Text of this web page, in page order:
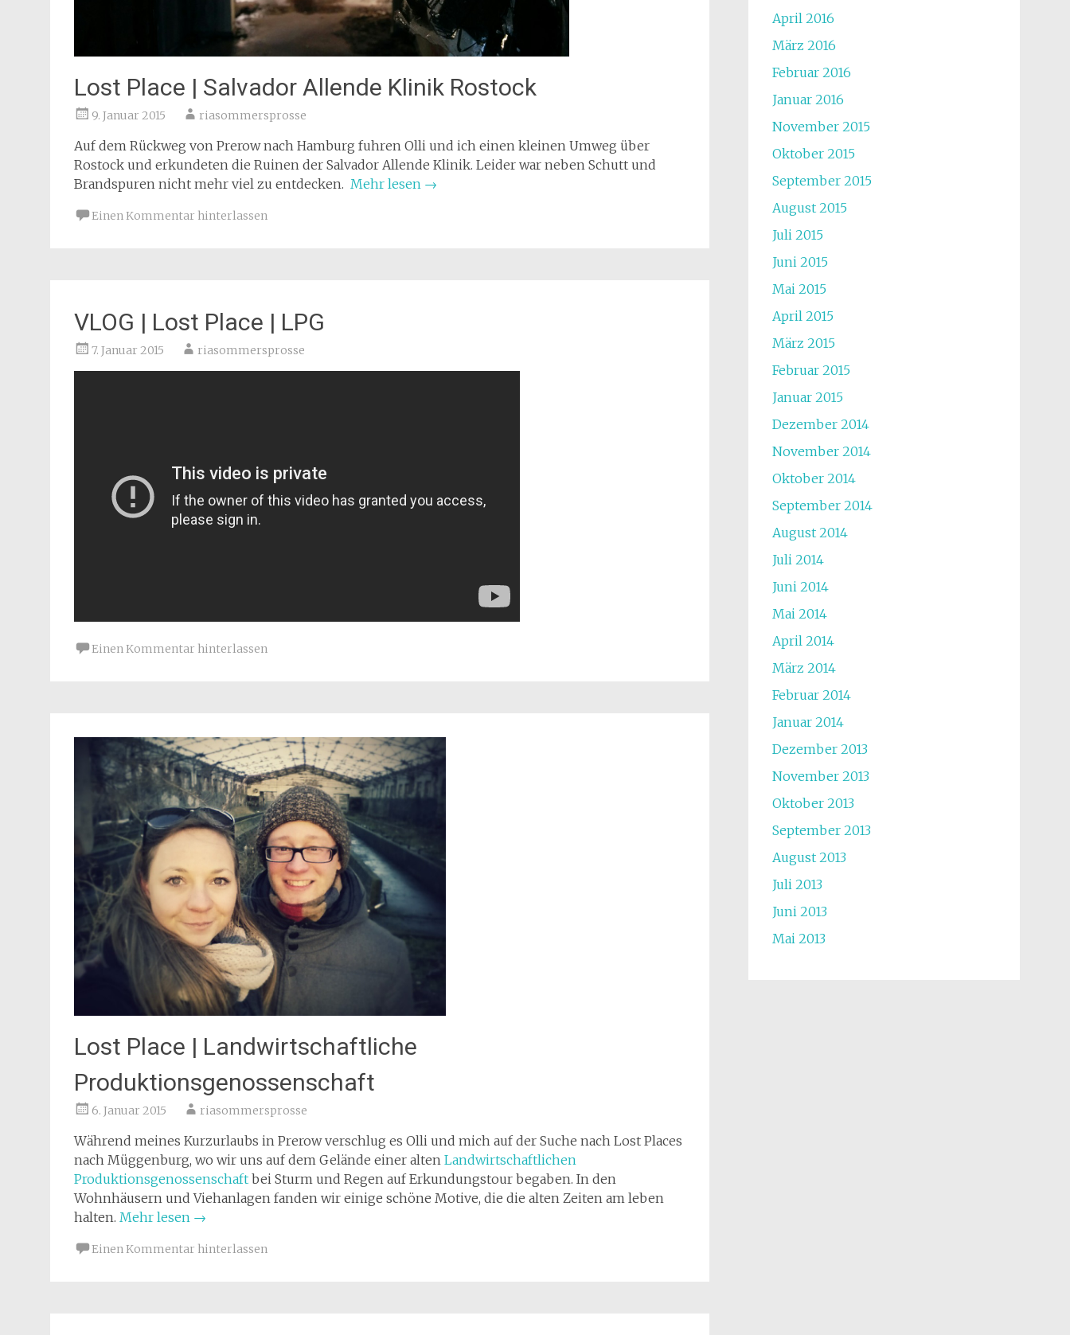
Lost Place | Salvador Allende Klinik Rostock
9. Januar 2015 riasommersprosse
Auf dem Rückweg von Prerow nach Hamburg fuhren Olli und ich einen kleinen Umweg über
Rostock und erkundeten die Ruinen der Salvador Allende Klinik. Leider war neben Schutt und
Brandspuren nicht mehr viel zu entdecken. Mehr lesen →
Einen Kommentar hinterlassen
VLOG | Lost Place | LPG
7. Januar 2015 riasommersprosse
Einen Kommentar hinterlassen
Lost Place | Landwirtschaftliche
Produktionsgenossenschaft
6. Januar 2015 riasommersprosse
Während meines Kurzurlaubs in Prerow verschlug es Olli und mich auf der Suche nach Lost Places
nach Müggenburg, wo wir uns auf dem Gelände einer alten Landwirtschaftlichen
Produktionsgenossenschaft bei Sturm und Regen auf Erkundungstour begaben. In den
Wohnhäusern und Viehanlagen fanden wir einige schöne Motive, die die alten Zeiten am leben
halten. Mehr lesen →
Einen Kommentar hinterlassen
April 2016
März 2016
Februar 2016
Januar 2016
November 2015
Oktober 2015
September 2015
August 2015
Juli 2015
Juni 2015
Mai 2015
April 2015
März 2015
Februar 2015
Januar 2015
Dezember 2014
November 2014
Oktober 2014
September 2014
August 2014
Juli 2014
Juni 2014
Mai 2014
April 2014
März 2014
Februar 2014
Januar 2014
Dezember 2013
November 2013
Oktober 2013
September 2013
August 2013
Juli 2013
Juni 2013
Mai 2013